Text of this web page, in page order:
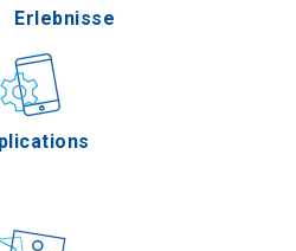
Gastronomie
Erlebnisse